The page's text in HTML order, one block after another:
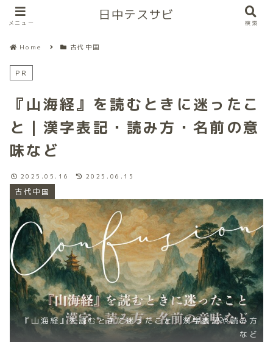
Home 古代中国
PR
『山海経』を読むときに迷ったこ
と｜漢字表記・読み方・名前の意
味など
古代中国
『山海経』を読むときに迷ったこと：漢字表記や読み方
など
2025.05.16 2025.06.15
メニュー
日中テスサビ
検索